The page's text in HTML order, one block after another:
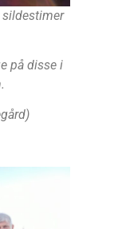
sildestimer
disse i